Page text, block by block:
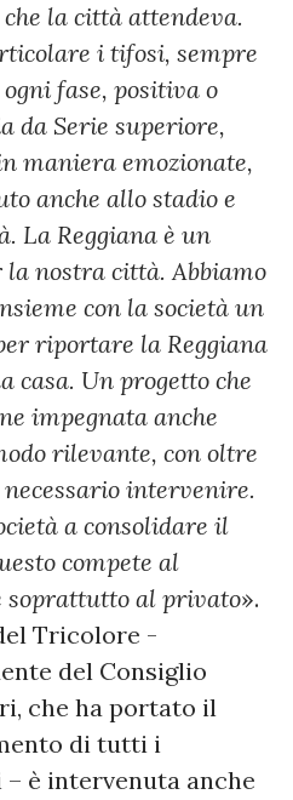
la città attendeva.
i tifosi, sempre
fase, positiva o
da Serie superiore,
maniera emozionate,
anche allo stadio e
La Reggiana è un
nostra città. Abbiamo
con la società un
riportare la Reggiana
casa. Un progetto che
impegnata anche
rilevante, con oltre
intervenire.
a consolidare il
compete al
soprattutto al privato».
Tricolore -
del Consiglio
che ha portato il
di tutti i
è intervenuta anche